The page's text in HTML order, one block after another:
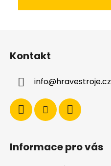
Kontakt
info@hravestroje.cz
Informace pro vás